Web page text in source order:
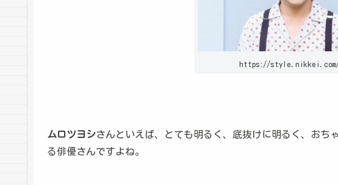
https://style.nikkei.com/
ムロツヨシさんといえば、とても明るく、底抜けに明るく、おち
る俳優さんですよね。